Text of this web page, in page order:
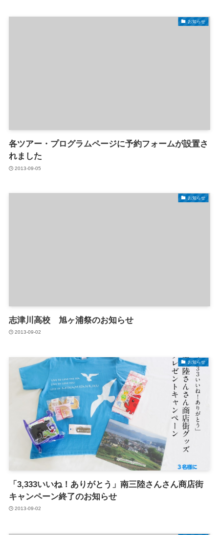
お知らせ
各ツアー・プログラムページに予約フォームが設置さ
れました
2013-09-05
お知らせ
志津川高校 旭ヶ浦祭のお知らせ
2013-09-02
お知らせ
「3,333いいね！ありがとう」南三陸さんさん商店街
キャンペーン終了のお知らせ
2013-09-02